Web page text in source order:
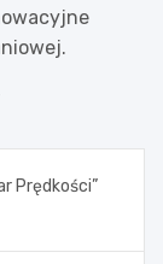
Prędkości”